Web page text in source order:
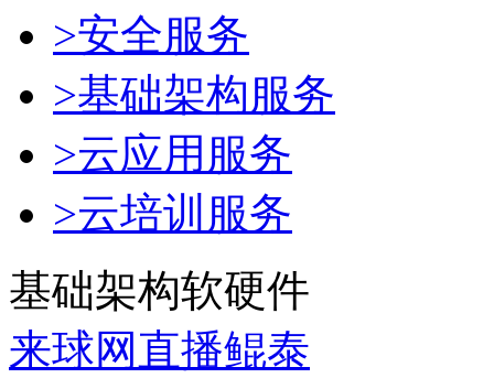
>安全服务
>基础架构服务
>云应用服务
>云培训服务
基础架构软硬件
来球网直播鲲泰